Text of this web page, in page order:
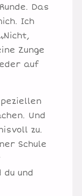
Das
Ich
Zunge
auf
Und
zu.
Schule
und